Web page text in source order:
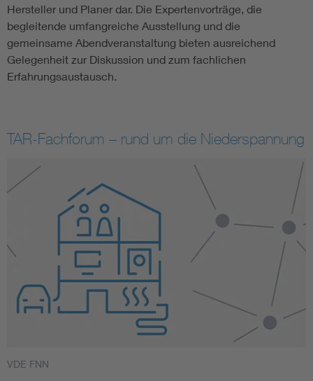
Hersteller und Planer dar. Die Expertenvorträge, die
begleitende umfangreiche Ausstellung und die
gemeinsame Abendveranstaltung bieten ausreichend
Gelegenheit zur Diskussion und zum fachlichen
Erfahrungsaustausch.
TAR-Fachforum – rund um die Niederspannung
VDE FNN